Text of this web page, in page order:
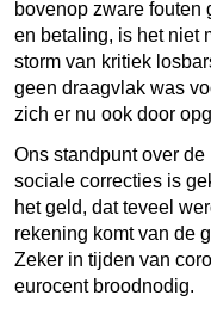
bovenop zware fouten
en betaling, is het niet
storm van kritiek
geen draagvlak was
zich er nu ook door
Ons standpunt over
sociale correcties is
het geld, dat teveel
rekening komt van de
Zeker in tijden van
eurocent broodnodig.